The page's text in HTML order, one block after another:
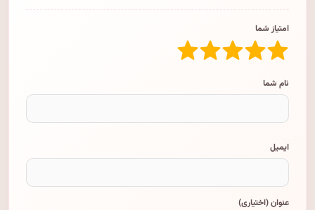
امتیاز شما
نام شما
ایمیل
عنوان (اختیاری)